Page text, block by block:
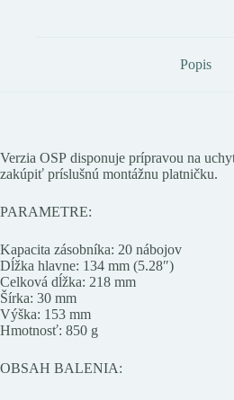
Popis
Verzia OSP disponuje prípravou na
zakúpiť príslušnú montážnu platničku.
PARAMETRE:
Kapacita zásobníka: 20 nábojov
Dĺžka hlavne: 134 mm (5.28″)
Celková dĺžka: 218 mm
Šírka: 30 mm
Výška: 153 mm
Hmotnosť: 850 g
OBSAH BALENIA: